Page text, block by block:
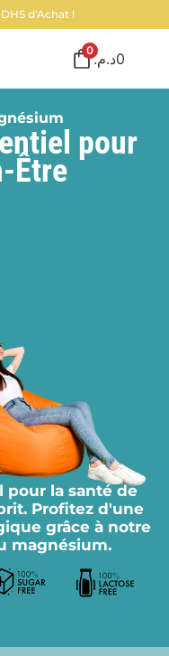
d'Achat !
0 0د.م.
pour
Être
pour la santé de
Profitez d'une
grâce à notre
magnésium.